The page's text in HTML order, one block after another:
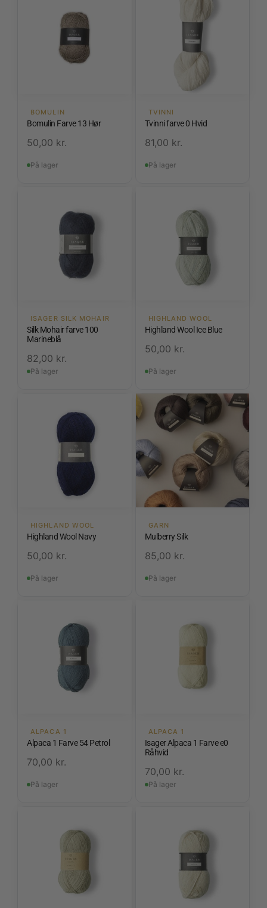
BOMULIN
Bomulin Farve 13 Hør
50,00 kr.
På lager
TVINNI
Tvinni farve 0 Hvid
81,00 kr.
På lager
ISAGER SILK MOHAIR
Silk Mohair farve 100
Marineblå
82,00 kr.
På lager
HIGHLAND WOOL
Highland Wool Ice Blue
50,00 kr.
På lager
HIGHLAND WOOL
Highland Wool Navy
50,00 kr.
På lager
GARN
Mulberry Silk
85,00 kr.
På lager
ALPACA 1
Alpaca 1 Farve 54 Petrol
70,00 kr.
På lager
ALPACA 1
Isager Alpaca 1 Farve e0
Råhvid
70,00 kr.
På lager